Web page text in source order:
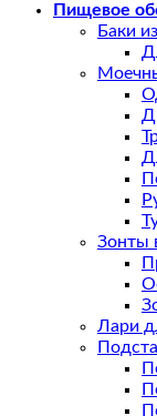
Пищевое
Баки
Зонты
Лари